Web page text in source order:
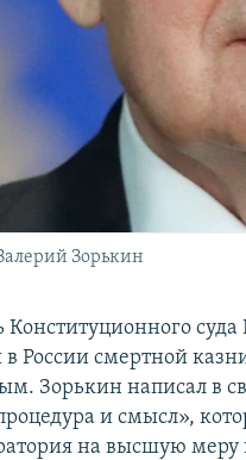
Зорькин
Конституционного
России смертной
Зорькин написал в
и смысл»,
на высшую меру